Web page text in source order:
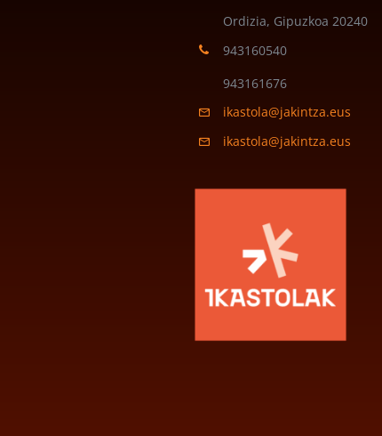
Ordizia, Gipuzkoa 20240
943160540
943161676
ikastola@jakintza.eus
ikastola@jakintza.eus